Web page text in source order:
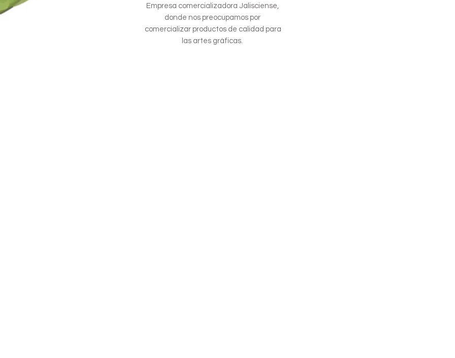
Empresa comercializadora Jalisciense,
donde nos preocupamos por
comercializar productos de calidad para
las artes gráficas.